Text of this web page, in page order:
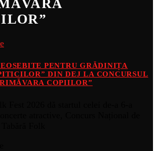
PENTRU GRĂDINIȚA
DIN DEJ LA CONCURSUL
COPIILOR”